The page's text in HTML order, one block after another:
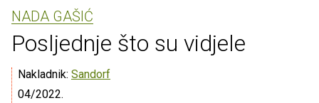
NADA GAŠIĆ
Posljednje što su vidjele
Nakladnik: Sandorf
04/2022.